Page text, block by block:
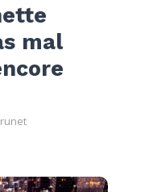
mal